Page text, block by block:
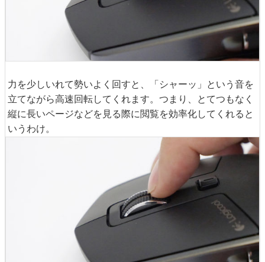
力を少しいれて勢いよく回すと、「シャーッ」という音を
立てながら高速回転してくれます。つまり、とてつもなく
縦に長いページなどを見る際に閲覧を効率化してくれると
いうわけ。